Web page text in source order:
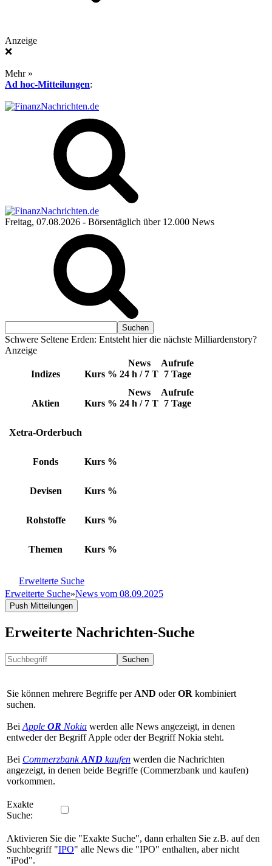
Anzeige
❌
Mehr »
Ad hoc-Mitteilungen:
Freitag, 07.08.2026 - Börsentäglich über 12.000 News
Schwere Seltene Erden: Entsteht hier die nächste Milliardenstory?
Anzeige
Indizes Kurs %
News
24 h / 7 T
Aufrufe
7 Tage
Aktien Kurs %
News
24 h / 7 T
Aufrufe
7 Tage
Xetra-Orderbuch
Fonds Kurs %
Devisen Kurs %
Rohstoffe Kurs %
Themen Kurs %
Erweiterte Suche
Erweiterte Suche»News vom 08.09.2025
Push Mitteilungen
Erweiterte Nachrichten-Suche
Suchen
Sie können mehrere Begriffe per AND oderOR kombiniert
suchen.
Bei Apple OR Nokia werden alle News angezeigt, in denen
entweder der Begriff Apple oder der Begriff Nokia steht.
Bei CommerzbankAND kaufen werden die Nachrichten
angezeigt, in denen beide Begriffe (Commerzbank und kaufen)
vorkommen.
Exakte
Suche:
Aktivieren Sie die "Exakte Suche", dann erhalten Sie z.B. auf den
Suchbegriff "IPO" alle News die "IPO" enthalten, aber nicht
"iPod".